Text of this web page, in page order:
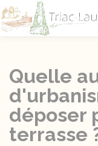
Quelle
déposer
terrasse